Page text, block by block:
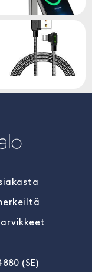
(SE)